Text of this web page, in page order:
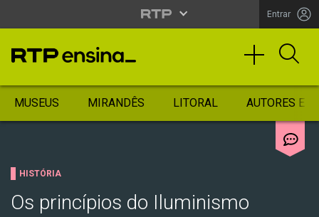
Entrar
MUSEUS MIRANDÊS LITORAL AUTORES
HISTÓRIA
Os princípios do Iluminismo